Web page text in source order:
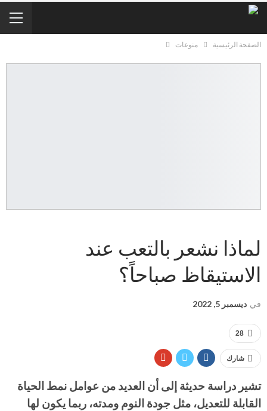
الصفحة الرئيسية منوعات
لماذا نشعر بالتعب عند
الاستيقاظ صباحاً؟
في ديسمبر 5, 2022
28
شارك
تشير دراسة حديثة إلى أن العديد من عوامل نمط الحياة
القابلة للتعديل، مثل جودة النوم ومدته، ربما يكون لها